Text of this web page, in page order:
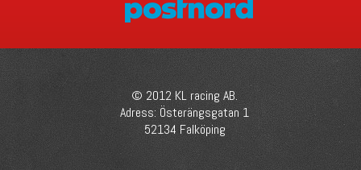
© 2012 KL racing AB.
Adress: Österängsgatan 1
52134 Falköping